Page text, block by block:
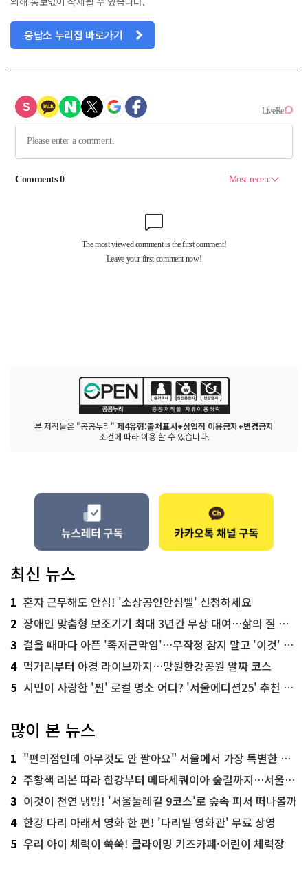
응답소 누리집 바로가기
본 저작물은 "공공누리" 제4유형:출처표시+상업적 이용금지+변경금지
조건에 따라 이용 할 수 있습니다.
최신 뉴스
1 혼자 근무해도 안심! '소상공인안심벨' 신청하세요
2 장애인 맞춤형 보조기기 최대 3년간 무상 대여…삶의 질 높인다
3 걸을 때마다 아픈 '족저근막염'…무작정 참지 말고 '이것' 해보세요!
4 먹거리부터 야경 라이브까지…망원한강공원 알짜 코스
5 시민이 사랑한 '찐' 로컬 명소 어디? '서울에디션25' 추천 코스
많이 본 뉴스
1 "편의점인데 아무것도 안 팔아요" 서울에서 가장 특별한 편의점의 정체
2 주황색 리본 따라 한강부터 메타세쿼이아 숲길까지…서울둘레길 15코스
3 이것이 천연 냉방! '서울둘레길 9코스'로 숲속 피서 떠나볼까
4 한강 다리 아래서 영화 한 편! '다리밑 영화관' 무료 상영
5 우리 아이 체력이 쑥쑥! 클라이밍 키즈카페·어린이 체력장